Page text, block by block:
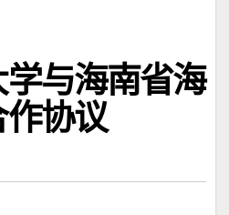
与海南省海
协议